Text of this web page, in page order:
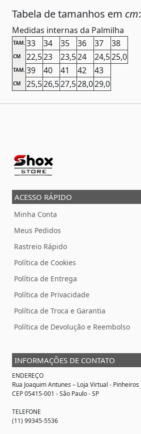
Tabela de tamanhos em cm:
Medidas internas da Palmilha
TAM. 33 34 35 36 37 38
CM 22,523 23,524 24,525,0
TAM. 39 40 41 42 43
CM 25,526,527,528,029,0
ACESSO RÁPIDO
Minha Conta
Meus Pedidos
Rastreio Rápido
Política de Cookies
Política de Entrega
Política de Privacidade
Política de Troca e Garantia
Política de Devolução e Reembolso
INFORMAÇÕES DE CONTATO
ENDEREÇO
Rua Joaquim Antunes – Loja Virtual - Pinheiros
CEP 05415-001 - São Paulo - SP
TELEFONE
(11) 99345-5536